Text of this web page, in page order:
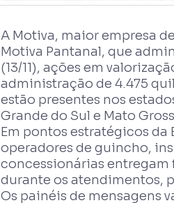
A Motiva, maior empresa
Motiva Pantanal, que
(13/11), ações em
administração de 4.475
estão presentes nos
Grande do Sul e Mato
Em pontos estratégicos da
operadores de guincho,
concessionárias entregam
durante os atendimentos,
Os painéis de mensagens